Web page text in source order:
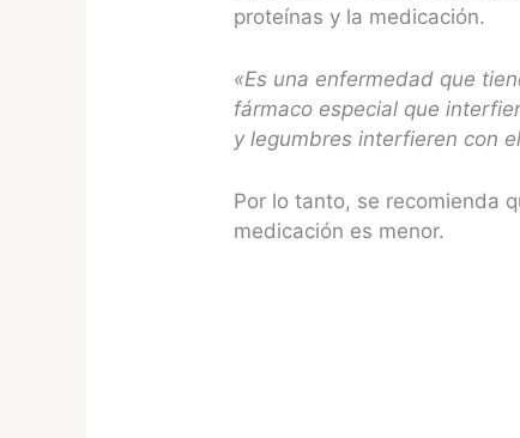
proteínas y la medicación.
«Es una enfermedad que
fármaco especial que
y legumbres interfieren con
Por lo tanto, se recomienda
medicación es menor.